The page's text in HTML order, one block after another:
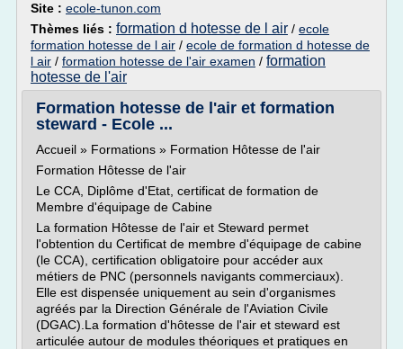
Site : ecole-tunon.com
Thèmes liés : formation d hotesse de l air / ecole
formation hotesse de l air / ecole de formation d hotesse de
l air / formation hotesse de l'air examen / formation
hotesse de l'air
Formation hotesse de l'air et formation
steward - Ecole ...
Accueil » Formations » Formation Hôtesse de l'air
Formation Hôtesse de l'air
Le CCA, Diplôme d'Etat, certificat de formation de
Membre d'équipage de Cabine
La formation Hôtesse de l'air et Steward permet
l'obtention du Certificat de membre d'équipage de cabine
(le CCA), certification obligatoire pour accéder aux
métiers de PNC (personnels navigants commerciaux).
Elle est dispensée uniquement au sein d'organismes
agréés par la Direction Générale de l'Aviation Civile
(DGAC).La formation d'hôtesse de l'air et steward est
articulée autour de modules théoriques et pratiques en